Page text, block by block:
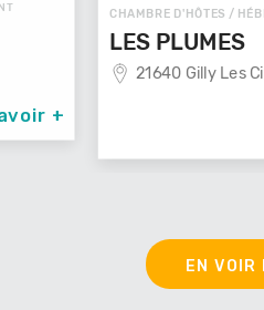
+
CHAMBRE D'HÔTES /
LES PLUMES
21640 Gilly Les
EN VOIR